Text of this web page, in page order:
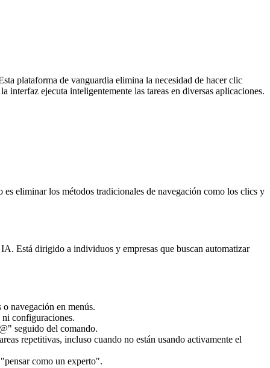
plataforma de vanguardia elimina la necesidad de hacer clic
interfaz ejecuta inteligentemente las tareas en diversas aplicaciones.
eliminar los métodos tradicionales de navegación como los clics y
Está dirigido a individuos y empresas que buscan automatizar
navegación en menús.
configuraciones.
seguido del comando.
repetitivas, incluso cuando no están usando activamente el
como un experto".